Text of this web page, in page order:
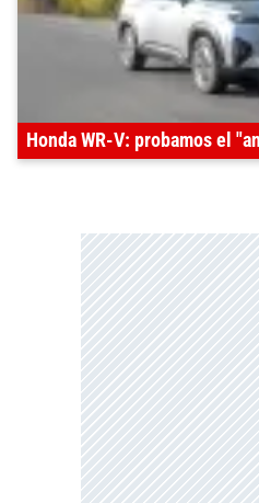
Honda WR-V: probamos el